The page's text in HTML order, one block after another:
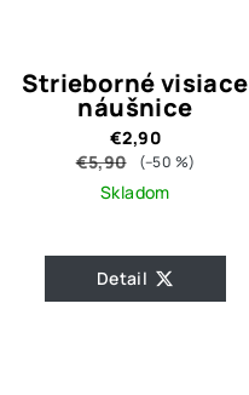
Strieborné visiace
náušnice
€2,90
€5,90
(–50 %)
Skladom
Detail